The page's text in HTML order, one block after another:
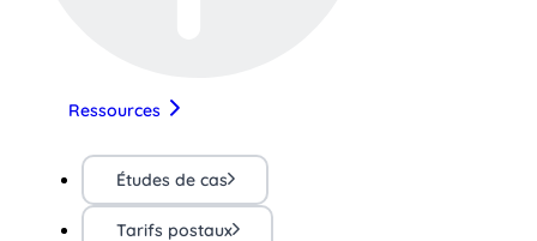
Ressources
Études de cas
Tarifs postaux